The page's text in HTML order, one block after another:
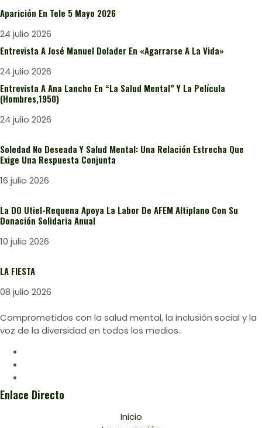
Aparición En Tele 5 Mayo 2026
24 julio 2026
Entrevista A José Manuel Dolader En «Agarrarse A La Vida»
24 julio 2026
Entrevista A Ana Lancho En “La Salud Mental” Y La Película
(Hombres,1950)
24 julio 2026
Soledad No Deseada Y Salud Mental: Una Relación Estrecha Que
Exige Una Respuesta Conjunta
16 julio 2026
La DO Utiel-Requena Apoya La Labor De AFEM Altiplano Con Su
Donación Solidaria Anual
10 julio 2026
LA FIESTA
08 julio 2026
Comprometidos con la salud mental, la inclusión social y la
voz de la diversidad en todos los medios.
Enlace Directo
Inicio